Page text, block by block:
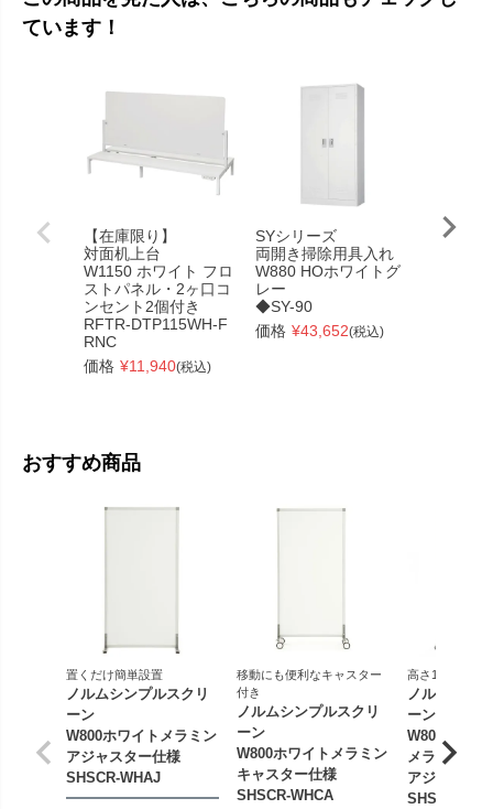
ています！
【在庫限り】
対面机上台
W1150 ホワイト フロ
ストパネル・2ヶ口コ
ンセント2個付き
RFTR-DTP115WH-F
RNC
価格 ¥11,940(税込)
SYシリーズ
両開き掃除用具入れ
W880 HOホワイトグ
レー
◆SY-90
価格 ¥43,652(税込)
リスタ
おすすめ商品
置くだけ簡単設置
ノルムシンプルスクリ
ーン
W800ホワイトメラミン
アジャスター仕様
SHSCR-WHAJ
移動にも便利なキャスター
付き
ノルムシンプルスクリ
ーン
W800ホワイトメラミン
キャスター仕様
SHSCR-WHCA
高さ1200のロ
ノルムシン
ーン
メラミン
アジャスタ
SHSCR-